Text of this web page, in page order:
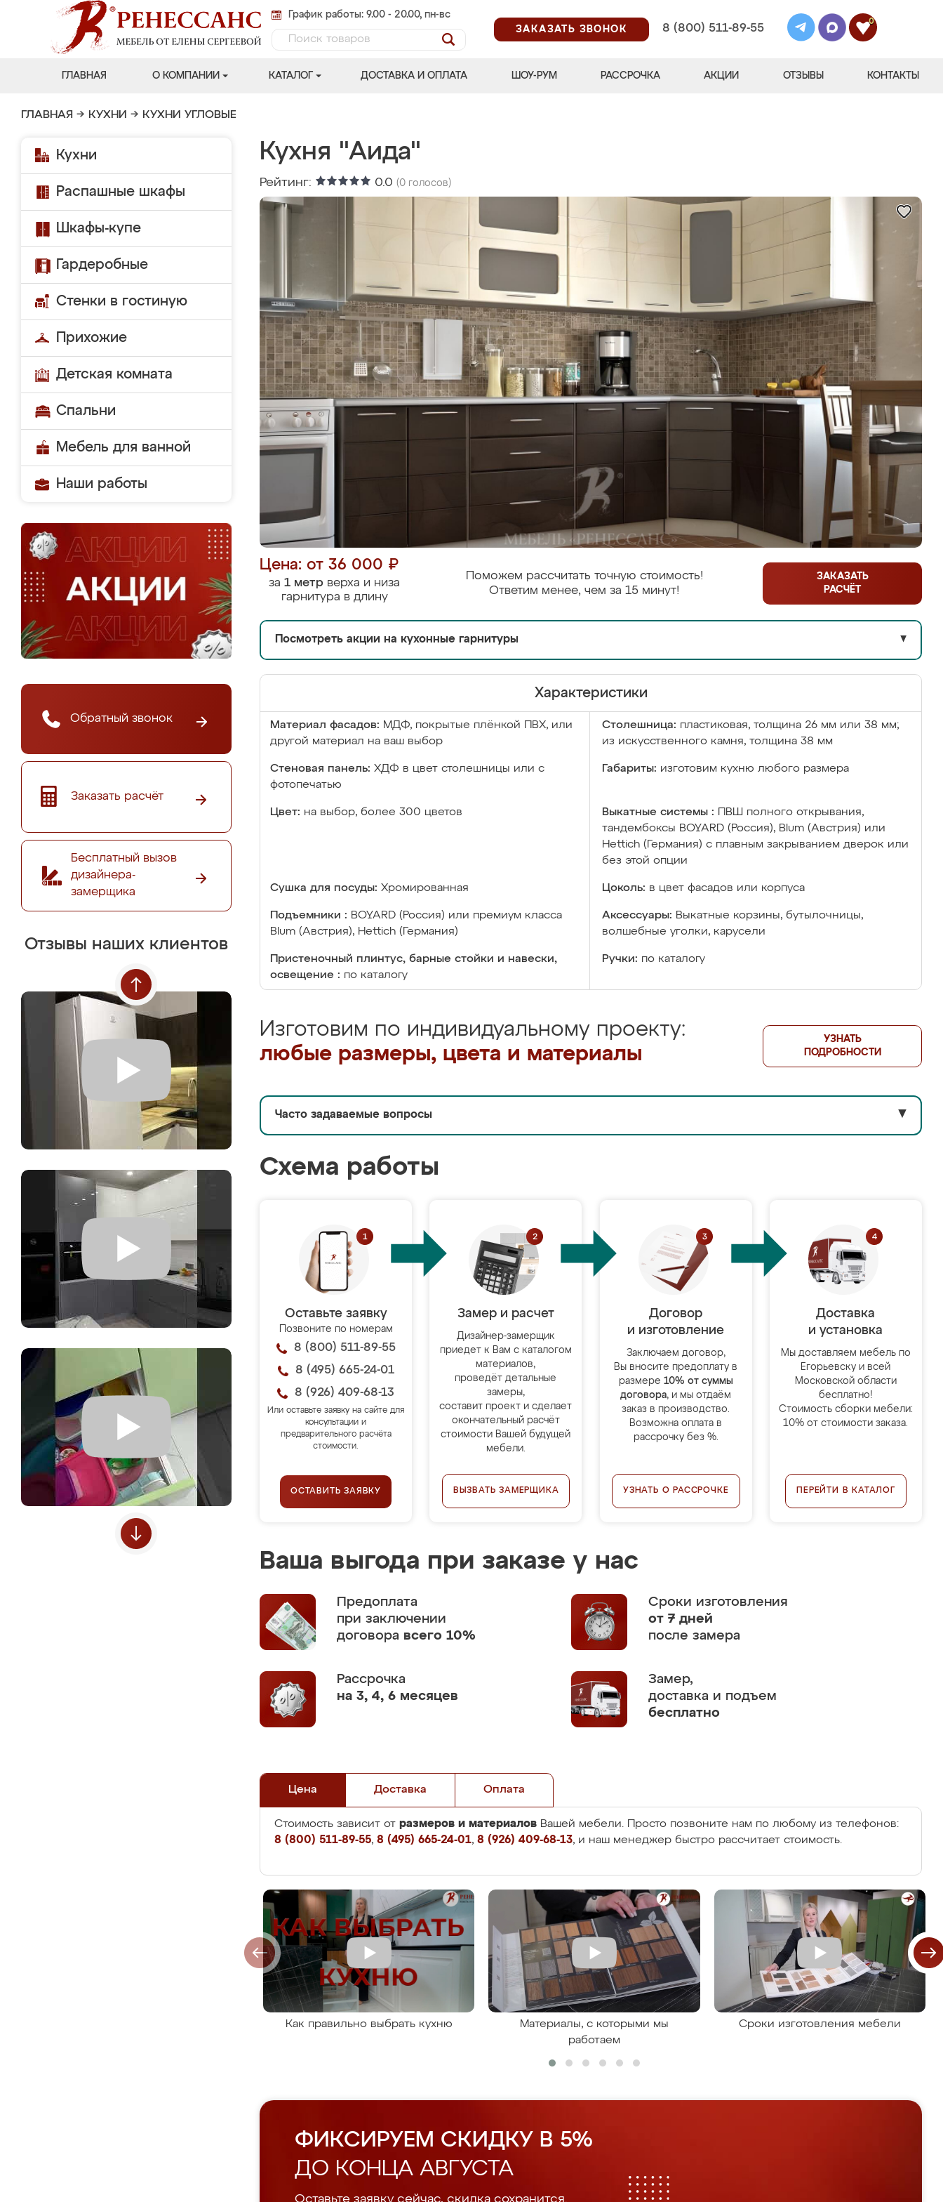
График работы: 9.00 - 20.00, пн-вс
ЗАКАЗАТЬ ЗВОНОК
8 (800) 511-89-55
0
ГЛАВНАЯ О КОМПАНИИ КАТАЛОГ ДОСТАВКА И ОПЛАТА ШОУ-РУМ РАССРОЧКА АКЦИИ ОТЗЫВЫ КОНТАКТЫ
ГЛАВНАЯ → КУХНИ → КУХНИ УГЛОВЫЕ
Кухни
Распашные шкафы
Шкафы-купе
Гардеробные
Стенки в гостиную
Прихожие
Детская комната
Спальни
Мебель для ванной
Наши работы
Обратный звонок
Заказать расчёт
Бесплатный вызов
дизайнера-
замерщика
Отзывы наших клиентов
Кухня "Аида"
Рейтинг: 0.0 (0 голосов)
Цена: от 36 000 ₽
за 1 метр верха и низа
гарнитура в длину
Поможем рассчитать точную стоимость!
Ответим менее, чем за 15 минут!
ЗАКАЗАТЬ
РАСЧЁТ
Посмотреть акции на кухонные гарнитуры ▼
Характеристики
Материал фасадов: МДФ, покрытые плёнкой ПВХ, или
другой материал на ваш выбор
Столешница: пластиковая, толщина 26 мм или 38 мм;
из искусственного камня, толщина 38 мм
Стеновая панель: ХДФ в цвет столешницы или с
фотопечатью
Габариты: изготовим кухню любого размера
Цвет: на выбор, более 300 цветов Выкатные системы :
ПВШ полного открывания,
тандембоксы BOYARD (Россия), Blum (Австрия) или
Hettich (Германия) с плавным закрыванием дверок или
без этой опции
Сушка для посуды: Хромированная Цоколь: в цвет фасадов или корпуса
Подъемники : BOYARD (Россия) или премиум класса
Blum (Австрия), Hettich (Германия)
Аксессуары: Выкатные корзины, бутылочницы,
волшебные уголки, карусели
Пристеночный плинтус, барные стойки и навески,
освещение : по каталогу
Ручки: по каталогу
Изготовим по индивидуальному проекту:
любые размеры, цвета и материалы
УЗНАТЬ
ПОДРОБНОСТИ
Часто задаваемые вопросы ▼
Схема работы
Оставьте заявку
Позвоните по номерам
8 (800) 511-89-55
8 (495) 665-24-01
8 (926) 409-68-13
Или оставьте заявку на сайте для
консультации и
предварительного расчёта
стоимости.
ОСТАВИТЬ ЗАЯВКУ
Замер и расчет
Дизайнер-замерщик
приедет к Вам с каталогом
материалов,
проведёт детальные
замеры,
составит проект и сделает
окончательный расчёт
стоимости Вашей будущей
мебели.
ВЫЗВАТЬ ЗАМЕРЩИКА
Договор
и изготовление
Заключаем договор,
Вы вносите предоплату в
размере 10% от суммы
договора, и мы отдаём
заказ в производство.
Возможна оплата в
рассрочку без %.
УЗНАТЬ О РАССРОЧКЕ
Доставка
и установка
Мы доставляем мебель по
Егорьевску и всей
Московской области
бесплатно!
Стоимость сборки мебели:
10% от стоимости заказа.
ПЕРЕЙТИ В КАТАЛОГ
Ваша выгода при заказе у нас
Предоплата
при заключении
договора всего 10%
Сроки изготовления
от 7 дней
после замера
Рассрочка
на 3, 4, 6 месяцев
Замер,
доставка и подъем
бесплатно
Цена Доставка Оплата
Стоимость зависит от размеров и материалов Вашей мебели. Просто позвоните нам по любому из телефонов:
8 (800) 511-89-55, 8 (495) 665-24-01, 8 (926) 409-68-13, и наш менеджер быстро рассчитает стоимость.
Как правильно выбрать кухню
Материалы, с которыми мы
работаем
Сроки изготовления мебели
ФИКСИРУЕМ СКИДКУ В 5%
ДО КОНЦА АВГУСТА
Оставьте заявку сейчас, скидка сохранится.